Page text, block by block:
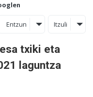
Entzun Itzuli
txiki eta
laguntza